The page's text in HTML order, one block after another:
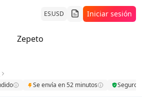
ESUSD Iniciar sesión
Zepeto
Se envía en 52 minutos Seguro